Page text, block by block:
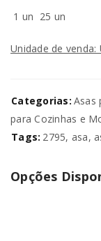
1 un 25 un
Unidade de venda:
Categorias: Asas
para Cozinhas e
Tags: 2795, asa,
Opções